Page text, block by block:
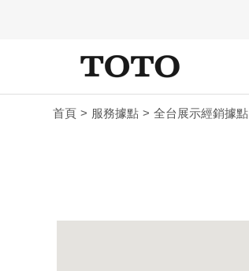
首頁 服務據點 全台展示經銷據點